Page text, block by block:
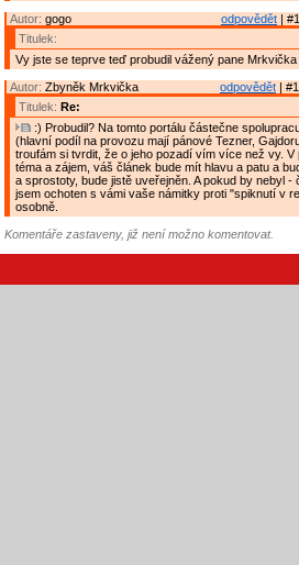
odpovědět |
Autor: gogo
Titulek:
Vy jste se teprve teď probudil vážený pane Mrkvička
odpovědět |
Autor: Zbyněk Mrkvička
Titulek: Re:
:) Probudil? Na tomto portálu částečne
(hlavní podíl na provozu mají pánové Tezner,
troufám si tvrdit, že o jeho pozadí vím více než vy. V
téma a zájem, váš článek bude mít hlavu a patu a
a sprostoty, bude jistě uveřejněn. A pokud by nebyl -
jsem ochoten s vámi vaše námitky proti "spiknutí v
osobně.
Komentáře zastaveny, již není možno komentovat.